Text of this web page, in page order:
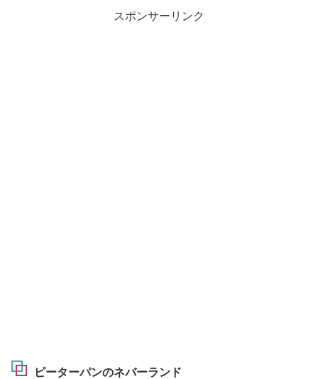
スポンサーリンク
ピーターパンのネバーランド